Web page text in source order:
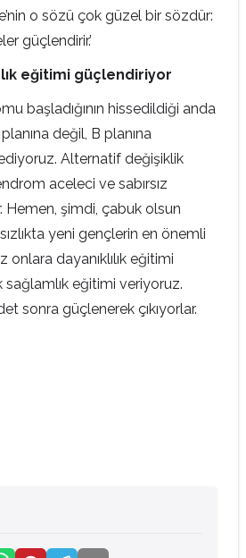
o sözü çok güzel bir sözdür:
güçlendirir.’
eğitimi güçlendiriyor
başladığının hissedildiği anda
değil, B planına
Alternatif değişiklik
aceleci ve sabırsız
Hemen, şimdi, çabuk olsun
yeni gençlerin en önemli
onlara dayanıklılık eğitimi
sağlamlık eğitimi veriyoruz.
sonra güçlenerek çıkıyorlar.